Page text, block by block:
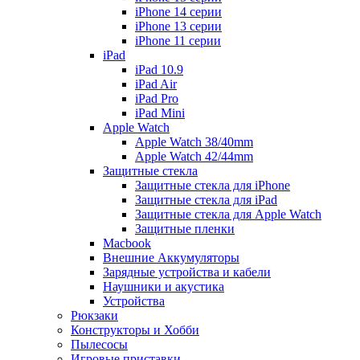
iPhone 14 серии
iPhone 13 серии
iPhone 11 серии
iPad
iPad 10.9
iPad Air
iPad Pro
iPad Mini
Apple Watch
Apple Watch 38/40mm
Apple Watch 42/44mm
Защитные стекла
Защитные стекла для iPhone
Защитные стекла для iPad
Защитные стекла для Apple Watch
Защитные пленки
Macbook
Внешние Аккумуляторы
Зарядные устройства и кабели
Наушники и акустика
Устройства
Рюкзаки
Конструкторы и Хобби
Пылесосы